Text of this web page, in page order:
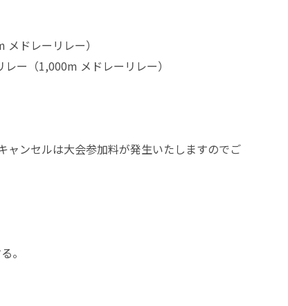
ドレーリレー）
ー（1,000m メドレーリレー）
ンセルは大会参加料が発生いたしますのでご
。